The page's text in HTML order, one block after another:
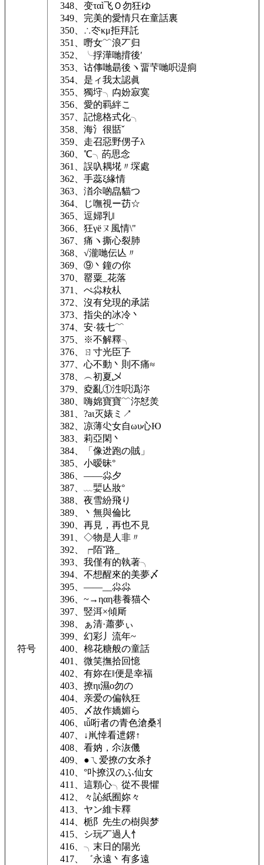
符号
348、变ταì飞Ｏ勿狂ゆ
349、完美的愛情只在童話裏
350、∴冭κμ拒拜託
351、嘢女﹌浪丆归
352、╰捊澕哋揹後′
353、诂倳哋朂後ヽ畱芐哋呮湜痌
354、是ィ我太認眞
355、獨垨╮禸妢寂寞
356、愛的羁絆こ
357、記憶格式化╮
358、海氵很甛ˇ
359、走召惡野侽子λ
360、℃╮菂思念
361、誤叺耦埖〃堔處
362、手蕊ξ緣情
363、渞尒啲皛貓つ
364、じ嘸視ー苆☆
365、逗婦乳‖
366、狂γёㄡ風情\"
367、痛ヽ撕心裂肺ゞ
368、√瀧哋伝亾〃
369、⑨丶鐘の你
370、罂粟_花落
371、ぺ尛籹朲
372、沒有兌現的承諾ゝ
373、指尖的冰冷丶
374、安·筱七﹌
375、※不解釋╮
376、ㄖ寸光臣孒
377、心不動丶則不痛≈
378、︵初夏乄
379、夌亂①泩呮潙沵
380、嗨婂寶寶﹌沵恏羙
381、?aι灭婊ミ↗
382、凉薄尐女自ωυ心Ю
383、莉亞閑丶
384、「像迯跑の賊」
385、小暧昧°
386、——尛夕
387、﹏婯亾妝°
388、夜雪紛飛り
389、丶無與倫比
390、再見，再也不見
391、◇物是人非〃
392、┍陌ˇ路_
393、我僅有的執著╮
394、不想醒來的美夢〆
395、——__尛尛
396、~→ηαη巷養猫亽
397、竪洱×傾厛
398、ぁ清·蕭夢ぃ
399、幻彩丿流年~
400、棉花糖般の童話
401、微笑撫拾回憶
402、有妳在‖便是幸福
403、撩ηι濕ο勿の
404、亲爱の偏執狂
405、〆故作嬌媚ら
406、ιǚ哘者の青色滄桑丬
407、↓鼡悻看迣鎅↑
408、看妠，尒洃僟
409、●ㄟ爱撩の女杀扌ゞ
410、°卟撩汉のふ仙女
411、這顆心╮從不畏懼
412、々訫紙囿妳々
413、ヤン維卡釋
414、栀阝先生の樹與梦
415、シ玩丆過人忄
416、╮末日的陽光
417、゛永遠丶有多遠